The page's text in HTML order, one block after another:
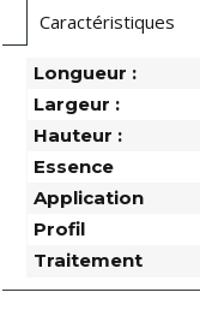
Caractéristiques
Longueur :
Largeur :
Hauteur :
Essence
Application
Profil
Traitement